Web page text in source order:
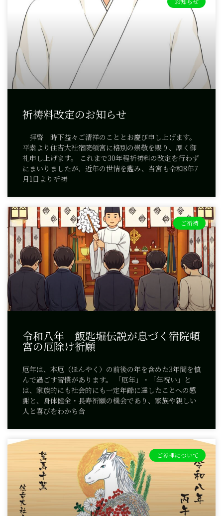
祈祷料改定のお知らせ
拝啓 時下益々ご清祥のこととお慶び申し上げます。
平素より住吉大社宿院頓宮に格別の崇敬を賜り、厚く御
礼申し上げます。 これまで30年程祈祷料の改定を行わず
にまいりましたが、近年の世情を鑑み、当宮も令和8年7
月1日より祈祷
ご祈祷
令和八年 飯匙堀伝説が息づく宿院頓
宮の厄除け祈願
厄年は、本厄（ほんやく）の前後の年を含めた3年間を慎
んで過ごす習慣があります。 「厄年」・「年祝い」と
は、家族的にも社会的にも一定年齢に達したことへの感
謝と、身体健全・長寿祈願の機会であり、家族や親しい
人と喜びをわかち合
ご参拝について